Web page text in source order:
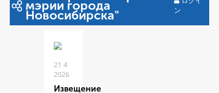
мэрии города
Новосибирска"
ン
21 4
2026
Извещение